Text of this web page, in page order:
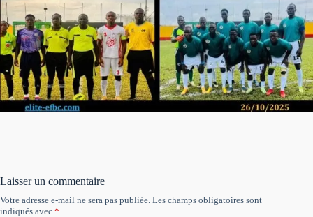
Laisser un commentaire
Votre adresse e-mail ne sera pas publiée. Les champs obligatoires sont
indiqués avec *